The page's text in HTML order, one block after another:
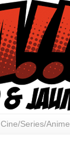
Cine/Series/Anime